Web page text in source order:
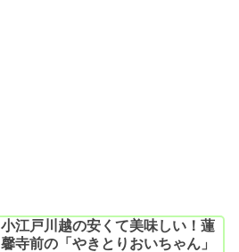
小江戸川越の安くて美味しい！蓮
馨寺前の「やきとりおいちゃん」